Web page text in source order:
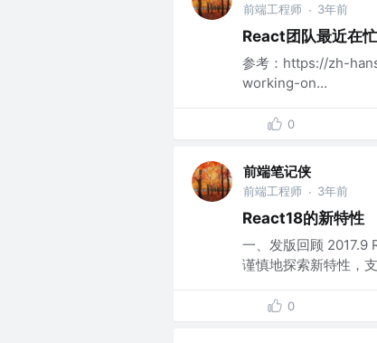
前端工程师 · 3年前
React团队最近在
参考：https://zh-
working-on...
0
前端笔记侠
前端工程师 · 3年前
React18的新特性
一、发版回顾 2017.9
谨慎地探索新特性，
0